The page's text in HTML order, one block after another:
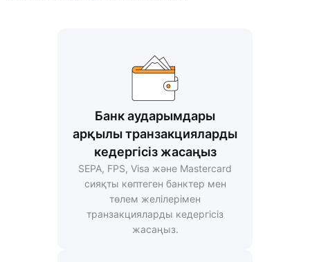
Банк аударымдары
арқылы транзакцияларды
кедергісіз жасаңыз
SEPA, FPS, Visa және Mastercard
сияқты көптеген банктер мен
төлем желілерімен
транзакцияларды кедергісіз
жасаңыз.